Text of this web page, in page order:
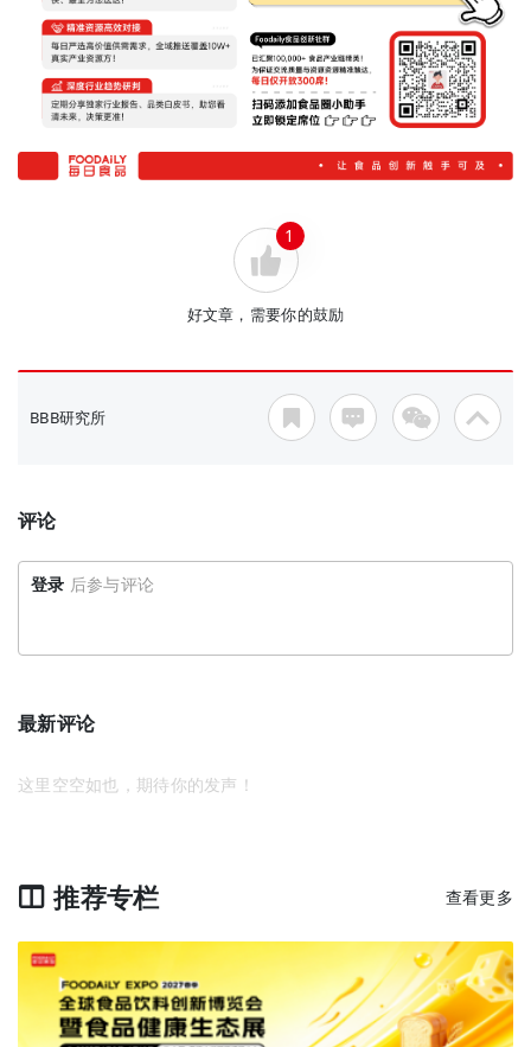
1
好文章，需要你的鼓励
BBB研究所
评论
登录 后参与评论
最新评论
这里空空如也，期待你的发声！
推荐专栏 查看更多